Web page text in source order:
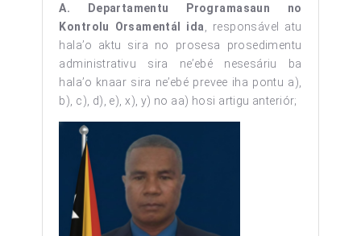
A. Departamentu Programasaun no
Kontrolu Orsamentál ida, responsável atu
hala’o aktu sira no prosesa prosedimentu
administrativu sira ne’ebé nesesáriu ba
hala’o knaar sira ne’ebé prevee iha pontu a),
b), c), d), e), x), y) no aa) hosi artigu anteriór;